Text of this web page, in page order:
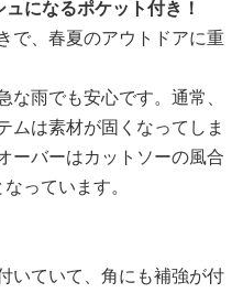
になるポケット付き！
で、春夏のアウトドアに重
雨でも安心です。通常、
ムは素材が固くなってしま
ーバーはカットソーの風合
っています。
いていて、角にも補強が付